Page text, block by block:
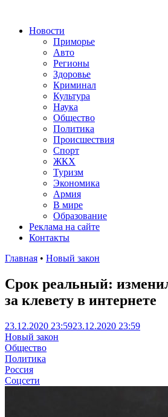
Новости
Приморье
Авто
Регионы
Здоровье
Криминал
Культура
Наука
Общество
Политика
Происшествия
Спорт
ЖКХ
Туризм
Экономика
Армия
В мире
Образование
Реклама на сайте
Контакты
Главная • Новый закон
Срок реальный:
за клевету в интернете
23.12.2020 23:5923.12.2020 23:59
Новый закон
Общество
Политика
Россия
Соцсети